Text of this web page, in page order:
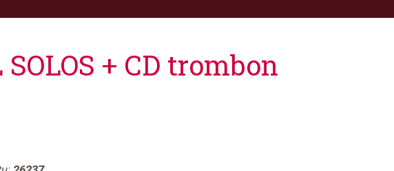
+ CD trombon